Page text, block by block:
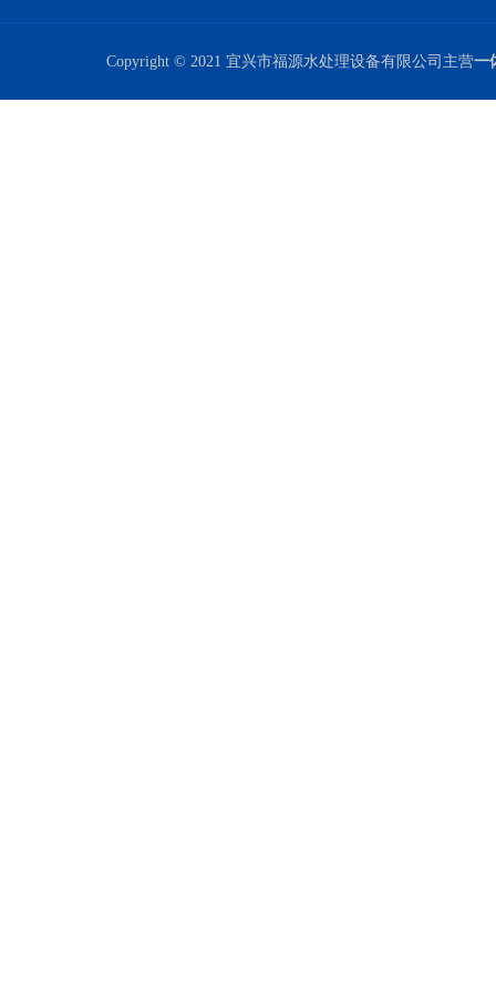
Copyright © 2021 宜兴市福源水处理设备有限公司主营一